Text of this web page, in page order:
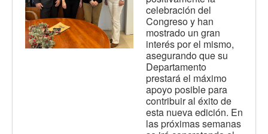
celebración del
Congreso y han
mostrado un gran
interés por el mismo,
asegurando que su
Departamento
prestará el máximo
apoyo posible para
contribuir al éxito de
esta nueva edición. En
las próximas semanas